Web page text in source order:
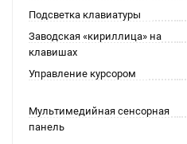
Подсветка клавиатуры
Заводская «кириллица» на
клавишах
Управление курсором
Мультимедийная сенсорная
панель